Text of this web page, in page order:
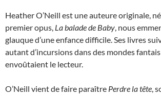
Heather O’Neill est une auteure originale,
premier opus, La balade de Baby, nous
glauque d’une enfance difficile. Ses livres
autant d’incursions dans des mondes
envoûtaient le lecteur.
O’Neill vient de faire paraître Perdre la tête,